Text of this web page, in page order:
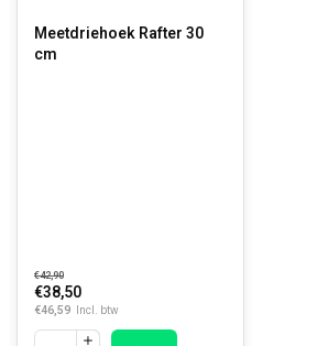
Meetdriehoek Rafter 30
cm
€42,90
€38,50
€46,59 Incl. btw